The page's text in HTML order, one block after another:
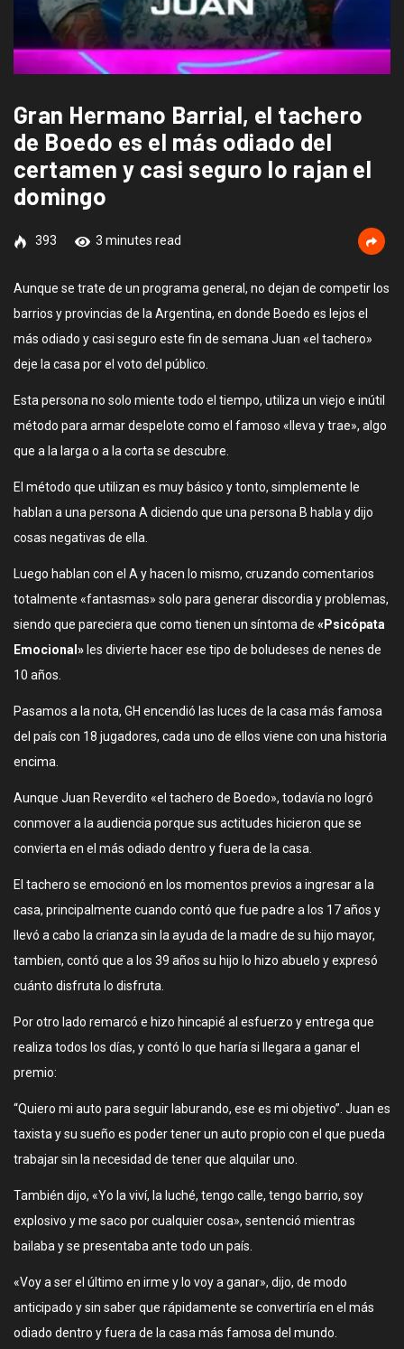
Gran Hermano Barrial, el tachero
de Boedo es el más odiado del
certamen y casi seguro lo rajan el
domingo
393 3 minutes read
Aunque se trate de un programa general, no dejan de competir los
barrios y provincias de la Argentina, en donde Boedo es lejos el
más odiado y casi seguro este fin de semana Juan «el tachero»
deje la casa por el voto del público.
Esta persona no solo miente todo el tiempo, utiliza un viejo e inútil
método para armar despelote como el famoso «lleva y trae», algo
que a la larga o a la corta se descubre.
El método que utilizan es muy básico y tonto, simplemente le
hablan a una persona A diciendo que una persona B habla y dijo
cosas negativas de ella.
Luego hablan con el A y hacen lo mismo, cruzando comentarios
totalmente «fantasmas» solo para generar discordia y problemas,
siendo que pareciera que como tienen un síntoma de «Psicópata
Emocional» les divierte hacer ese tipo de boludeses de nenes de
10 años.
Pasamos a la nota, GH encendió las luces de la casa más famosa
del país con 18 jugadores, cada uno de ellos viene con una historia
encima.
Aunque Juan Reverdito «el tachero de Boedo», todavía no logró
conmover a la audiencia porque sus actitudes hicieron que se
convierta en el más odiado dentro y fuera de la casa.
El tachero se emocionó en los momentos previos a ingresar a la
casa, principalmente cuando contó que fue padre a los 17 años y
llevó a cabo la crianza sin la ayuda de la madre de su hijo mayor,
tambien, contó que a los 39 años su hijo lo hizo abuelo y expresó
cuánto disfruta lo disfruta.
Por otro lado remarcó e hizo hincapié al esfuerzo y entrega que
realiza todos los días, y contó lo que haría si llegara a ganar el
premio:
“Quiero mi auto para seguir laburando, ese es mi objetivo”. Juan es
taxista y su sueño es poder tener un auto propio con el que pueda
trabajar sin la necesidad de tener que alquilar uno.
También dijo, «Yo la viví, la luché, tengo calle, tengo barrio, soy
explosivo y me saco por cualquier cosa», sentenció mientras
bailaba y se presentaba ante todo un país.
«Voy a ser el último en irme y lo voy a ganar», dijo, de modo
anticipado y sin saber que rápidamente se convertiría en el más
odiado dentro y fuera de la casa más famosa del mundo.